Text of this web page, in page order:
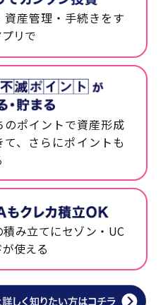
資産管理・手続きをす
リで
のポイントで資産形成
て、さらにポイントも
積み立てにセゾン・UC
使える